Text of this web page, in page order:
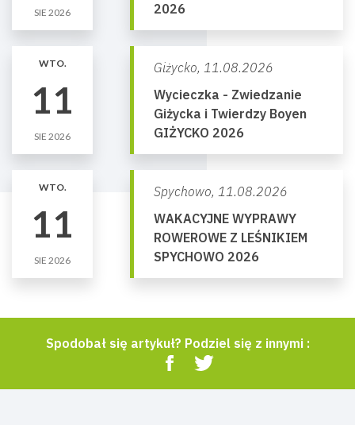
SIE 2026
2026
WTO.
11
SIE 2026
Giżycko, 11.08.2026
Wycieczka - Zwiedzanie
Giżycka i Twierdzy Boyen
GIŻYCKO 2026
WTO.
11
SIE 2026
Spychowo, 11.08.2026
WAKACYJNE WYPRAWY
ROWEROWE Z LEŚNIKIEM
SPYCHOWO 2026
Spodobał się artykuł? Podziel się z innymi :